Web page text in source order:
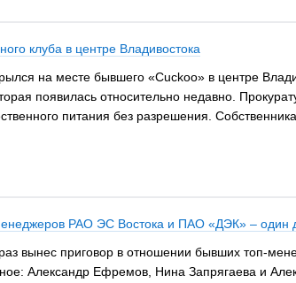
клуба в центре Владивостока
на месте бывшего «Cuckoo» в центре
появилась относительно недавно.
питания без разрешения.
РАО ЭС Востока и ПАО «ДЭК» – один
вынес приговор в отношении бывших топ-
Александр Ефремов, Нина Запрягаева и